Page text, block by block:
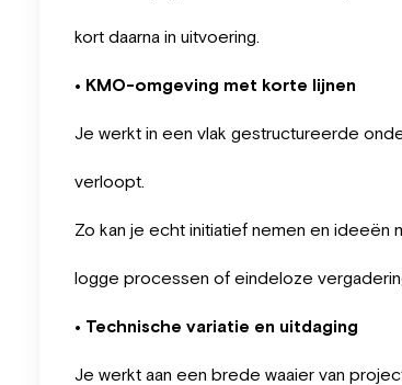
kort daarna in uitvoering.
• KMO-omgeving met korte lijnen
Je werkt in een vlak gestructureerde
verloopt.
Zo kan je echt initiatief nemen en
logge processen of eindeloze
• Technische variatie en uitdaging
Je werkt aan een brede waaier van